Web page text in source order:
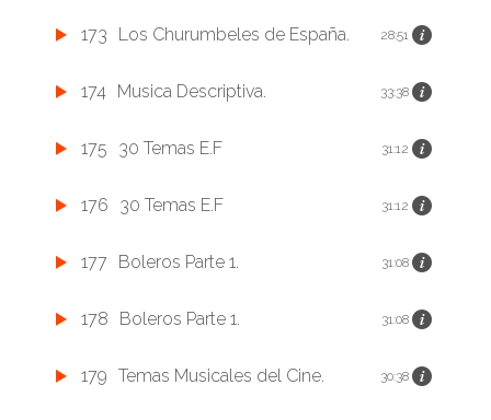
173 Los Churumbeles de España. 28:51
174 Musica Descriptiva. 33:38
175 30 Temas E.F 31:12
176 30 Temas E.F 31:12
177 Boleros Parte 1. 31:08
178 Boleros Parte 1. 31:08
179 Temas Musicales del Cine. 30:38